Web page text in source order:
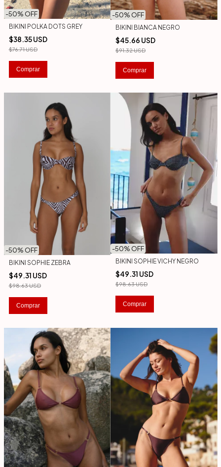
-50% OFF
BIKINI POLKA DOTS GREY
$38.35 USD
$76.71 USD
Comprar
-50% OFF
BIKINI BIANCA NEGRO
$45.66 USD
$91.32 USD
Comprar
-50% OFF
BIKINI SOPHIE ZEBRA
$49.31 USD
$98.63 USD
Comprar
-50% OFF
BIKINI SOPHIE VICHY NEGRO
$49.31 USD
$98.63 USD
Comprar